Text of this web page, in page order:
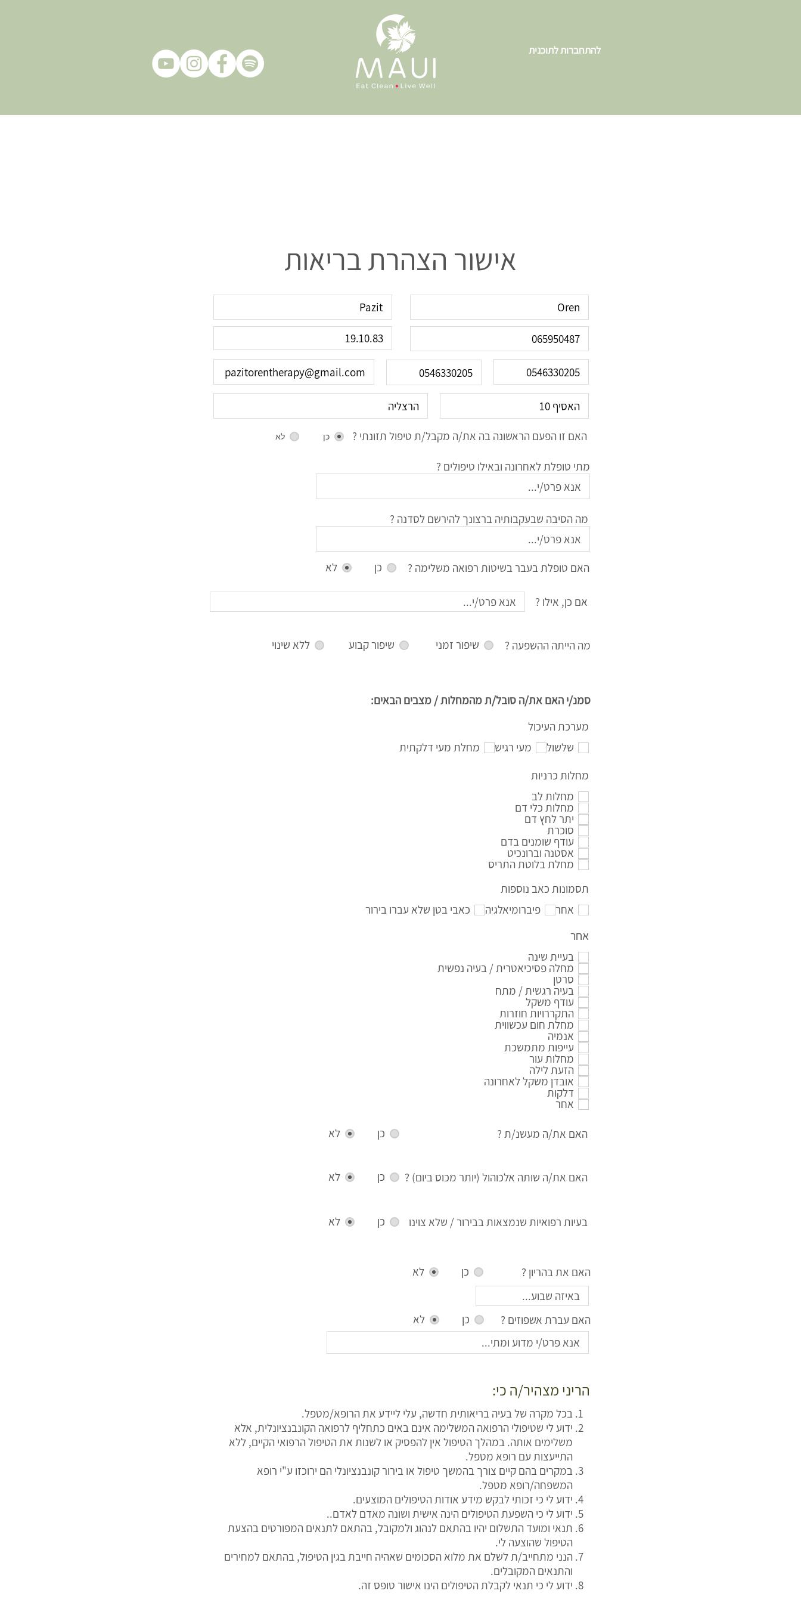
להתחברות לתוכנית
אישור הצהרת בריאות
האם זו הפעם הראשונה בה את/ה מקבל/ת טיפול תזונתי ? כן לא
מתי טופלת לאחרונה ובאילו טיפולים ?
מה הסיבה שבעקבותיה ברצונך להירשם לסדנה ?
האם טופלת בעבר בשיטות רפואה משלימה ? כן לא
אם כן, אילו ?
מה הייתה ההשפעה ? שיפור זמני שיפור קבוע ללא שינוי
סמנ/י האם את/ה סובל/ת מהמחלות / מצבים הבאים:
מערכת העיכול
שלשול
מעי רגיש
מחלת מעי דלקתית
מחלות כרניות
מחלות לב
מחלות כלי דם
יתר לחץ דם
סוכרת
עודף שומנים בדם
אסטנה וברונכיט
מחלת בלוטת התריס
תסמונות כאב נוספות
אחר
פיברומיאלגיה כאבי בטן שלא עברו בירור
אחר
בעיית שינה
מחלה פסיכיאטרית / בעיה נפשית
סרטן
בעיה רגשית / מתח
עודף משקל
התקררויות חוזרות
מחלת חום עכשווית
אנמיה
עייפות מתמשכת
מחלות עור
הזעת לילה
אובדן משקל לאחרונה
דלקות
אחר
כן לא האם את/ה מעשנ/ת ?
כן לא האם את/ה שותה אלכוהול (יותר מכוס ביום) ?
כן לא בעיות רפואיות שנמצאות בבירור / שלא צוינו
האם את בהריון ? כן לא
האם עברת אשפוזים ? כן לא
הריני מצהיר/ה כי:
בכל מקרה של בעיה בריאותית חדשה, עלי ליידע את הרופא/מטפל.
ידוע לי שטיפולי הרפואה המשלימה אינם באים כתחליף לרפואה הקונבנציונלית, אלא
משלימים אותה. במהלך הטיפול אין להפסיק או לשנות את הטיפול הרפואי הקיים, ללא
התייעצות עם רופא מטפל.
במקרים בהם קיים צורך בהמשך טיפול או בירור קונבנציונלי הם ירוכזו ע"י רופא
המשפחה/רופא מטפל.
ידוע לי כי זכותי לבקש מידע אודות הטיפולים המוצעים.
ידוע לי כי השפעת הטיפולים הינה אישית ושונה מאדם לאדם..
תנאי ומועד התשלום יהיו בהתאם לנהוג ולמקובל, בהתאם לתנאים המפורטים בהצעת
הטיפול שהוצעה לי.
הנני מתחייב/ת לשלם את מלוא הסכומים שאהיה חייבת בגין הטיפול, בהתאם למחירים
והתנאים המקובלים.
ידוע לי כי תנאי לקבלת הטיפולים הינו אישור טופס זה.